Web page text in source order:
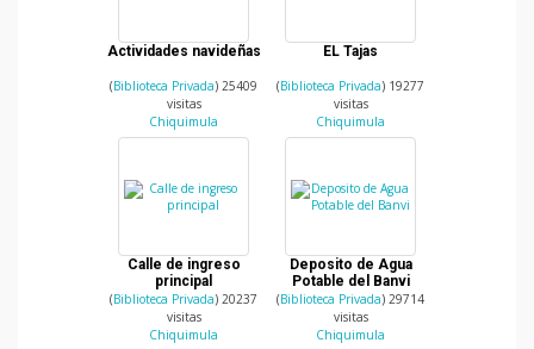
Actividades navideñas
(Biblioteca Privada) 25409
visitas
Chiquimula
EL Tajas
(Biblioteca Privada) 19277
visitas
Chiquimula
Calle de ingreso
principal
(Biblioteca Privada) 20237
visitas
Chiquimula
Deposito de Agua
Potable del Banvi
(Biblioteca Privada) 29714
visitas
Chiquimula